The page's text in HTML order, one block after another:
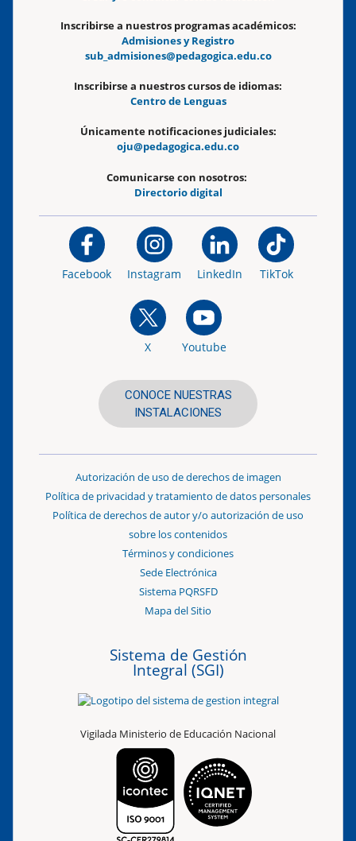
Inscribirse a nuestros programas académicos:
Admisiones y Registro
sub_admisiones@pedagogica.edu.co
Inscribirse a nuestros cursos de idiomas:
Centro de Lenguas
Únicamente notificaciones judiciales:
oju@pedagogica.edu.co
Comunicarse con nosotros:
Directorio digital
Facebook Instagram LinkedIn TikTok
X Youtube
CONOCE NUESTRAS
INSTALACIONES
Autorización de uso de derechos de imagen
Política de privacidad y tratamiento de datos personales
Política de derechos de autor y/o autorización de uso
sobre los contenidos
Términos y condiciones
Sede Electrónica
Sistema PQRSFD
Mapa del Sitio
Sistema de Gestión
Integral (SGI)
Vigilada Ministerio de Educación Nacional